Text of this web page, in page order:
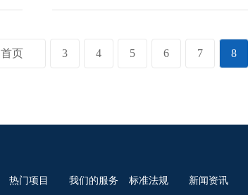
首页 3 4 5 6 7 8
热门项目 我们的服务 标准法规 新闻资讯